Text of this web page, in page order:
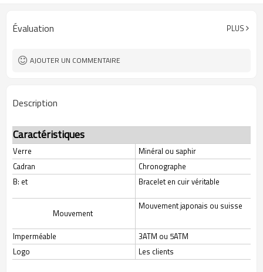
Évaluation PLUS
AJOUTER UN COMMENTAIRE
Description
Caractéristiques
Verre
Minéral ou saphir
Cadran
Chronographe
B: et
Bracelet en cuir véritable
Mouvement
Mouvement japonais ou suisse
Imperméable
3ATM ou 5ATM
Logo
Les clients